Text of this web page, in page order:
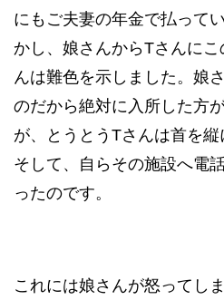
にもご夫妻の年金で払って
かし、娘さんからTさんに
んは難色を示しました。娘
のだから絶対に入所した方
が、とうとうTさんは首を縦
そして、自らその施設へ電
ったのです。
これには娘さんが怒ってし